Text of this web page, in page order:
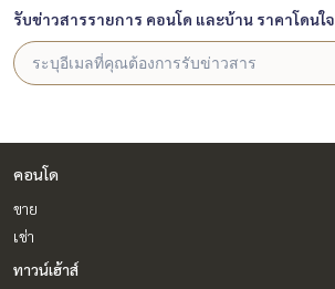
รับข่าวสารรายการ คอนโด และบ้าน ราคาโดนใจ
คอนโด
ขาย
เช่า
ทาวน์เฮ้าส์